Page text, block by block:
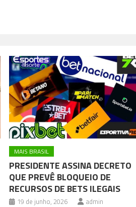
MAIS BRASIL
PRESIDENTE ASSINA DECRETO
QUE PREVÊ BLOQUEIO DE
RECURSOS DE BETS ILEGAIS
19 de junho, 2026 admin